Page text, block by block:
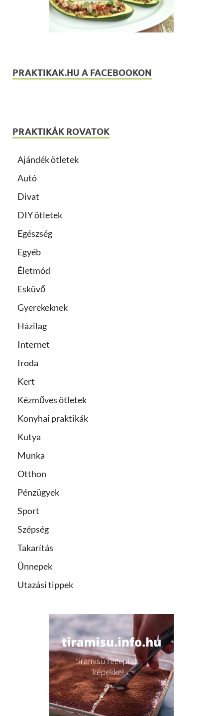
PRAKTIKAK.HU A FACEBOOKON
PRAKTIKÁK ROVATOK
Ajándék ötletek
Autó
Divat
DIY ötletek
Egészség
Egyéb
Életmód
Esküvő
Gyerekeknek
Házilag
Internet
Iroda
Kert
Kézműves ötletek
Konyhai praktikák
Kutya
Munka
Otthon
Pénzügyek
Sport
Szépség
Takarítás
Ünnepek
Utazási tippek